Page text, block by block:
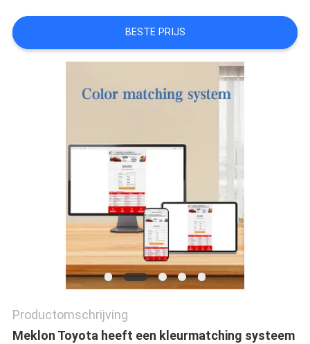
AAN
BESTE PRIJS
Productomschrijving
Meklon Toyota heeft een kleurmatching systeem